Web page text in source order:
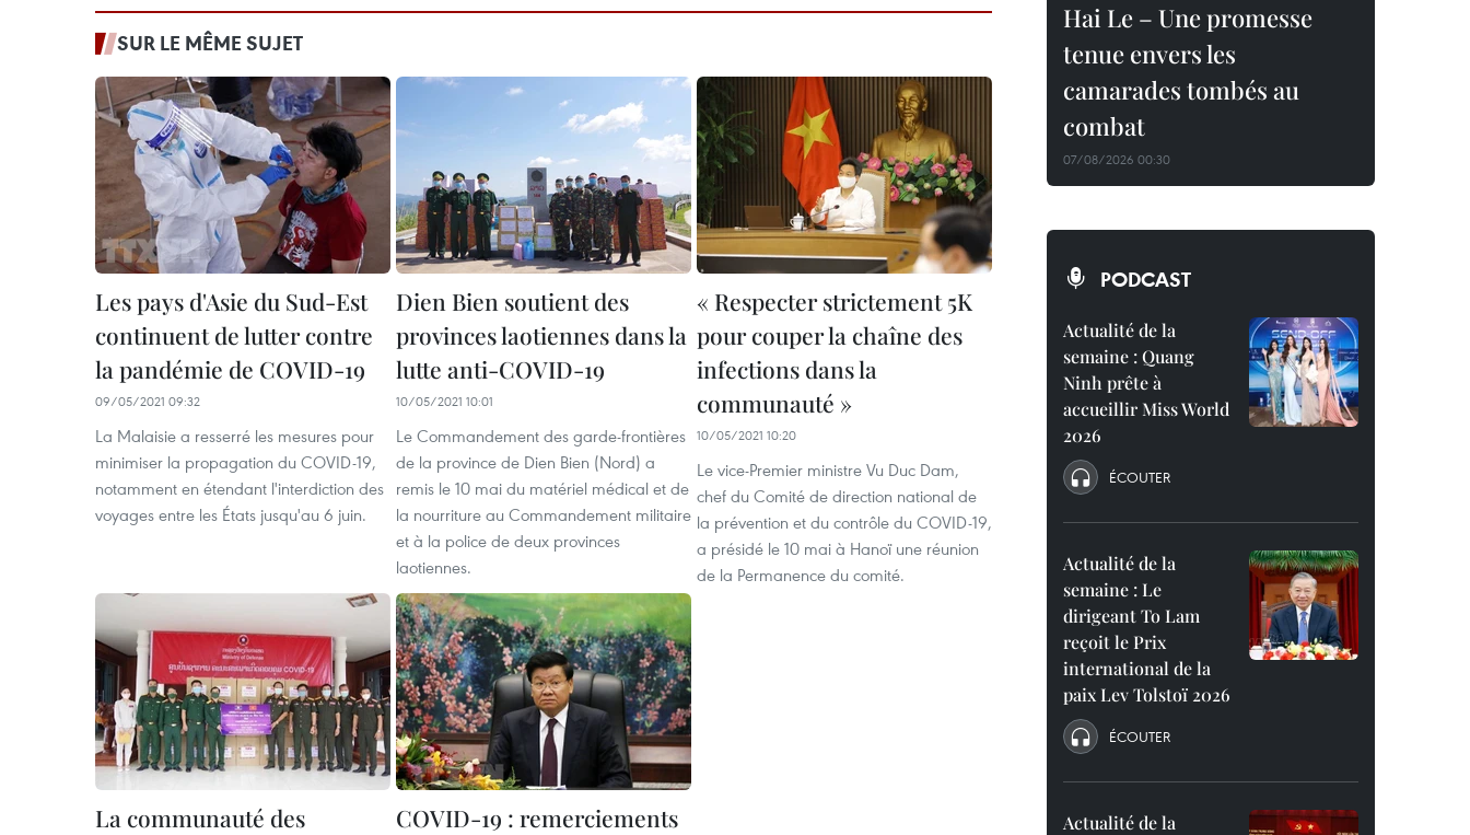
SUR LE MÊME SUJET
Les pays d'Asie du Sud-Est
continuent de lutter contre
la pandémie de COVID-19
09/05/2021 09:32
La Malaisie a resserré les mesures pour
minimiser la propagation du COVID-19,
notamment en étendant l'interdiction des
voyages entre les États jusqu'au 6 juin.
Dien Bien soutient des
provinces laotiennes dans la
lutte anti-COVID-19
10/05/2021 10:01
Le Commandement des garde-frontières
de la province de Dien Bien (Nord) a
remis le 10 mai du matériel médical et de
la nourriture au Commandement militaire
et à la police de deux provinces
laotiennes.
« Respecter strictement 5K
pour couper la chaîne des
infections dans la
communauté »
10/05/2021 10:20
Le vice-Premier ministre Vu Duc Dam,
chef du Comité de direction national de
la prévention et du contrôle du COVID-19,
a présidé le 10 mai à Hanoï une réunion
de la Permanence du comité.
La communauté des
COVID-19 : remerciements
Hai Le – Une promesse
tenue envers les
camarades tombés au
combat
07/08/2026 00:30
PODCAST
Actualité de la
semaine : Quang
Ninh prête à
accueillir Miss World
2026
ÉCOUTER
Actualité de la
semaine : Le
dirigeant To Lam
reçoit le Prix
international de la
paix Lev Tolstoï 2026
ÉCOUTER
Actualité de la